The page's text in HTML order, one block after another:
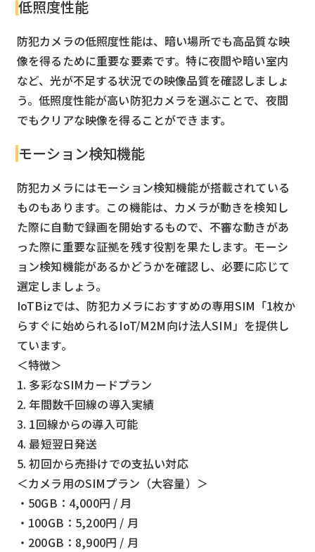
低照度性能
防犯カメラの低照度性能は、暗い場所でも高品質な映
像を得るために重要な要素です。特に夜間や暗い室内
など、光が不足する状況での映像品質を確認しましょ
う。低照度性能が高い防犯カメラを選ぶことで、夜間
でもクリアな映像を得ることができます。
モーション検知機能
防犯カメラにはモーション検知機能が搭載されている
ものもあります。この機能は、カメラが動きを検知し
た際に自動で録画を開始するもので、不審な動きがあ
った際に重要な証拠を残す役割を果たします。モーシ
ョン検知機能があるかどうかを確認し、必要に応じて
選定しましょう。
IoTBizでは、防犯カメラにおすすめの専用SIM「1枚か
らすぐに始められるIoT/M2M向け法人SIM」を提供し
ています。
＜特徴＞
1. 多彩なSIMカードプラン
2. 年間数千回線の導入実績
3. 1回線からの導入可能
4. 最短翌日発送
5. 初回から売掛けでの支払い対応
＜カメラ用のSIMプラン（大容量）＞
・50GB：4,000円 / 月
・100GB：5,200円 / 月
・200GB：8,900円 / 月